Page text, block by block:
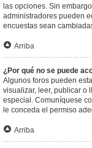
las opciones. Sin
administradores pueden
encuestas sean
Arriba
¿Por qué no se puede
Algunos foros pueden
visualizar, leer, publicar o
especial. Comuníquese
le conceda el permiso
Arriba